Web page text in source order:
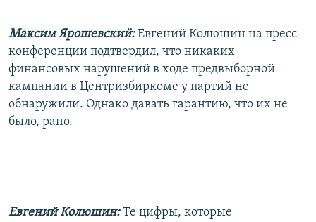
Максим Ярошевский: Евгений Колюшин на пресс-
конференции подтвердил, что никаких
финансовых нарушений в ходе предвыборной
кампании в Центризбиркоме у партий не
обнаружили. Однако давать гарантию, что их не
было, рано.
Евгений Колюшин: Те цифры, которые